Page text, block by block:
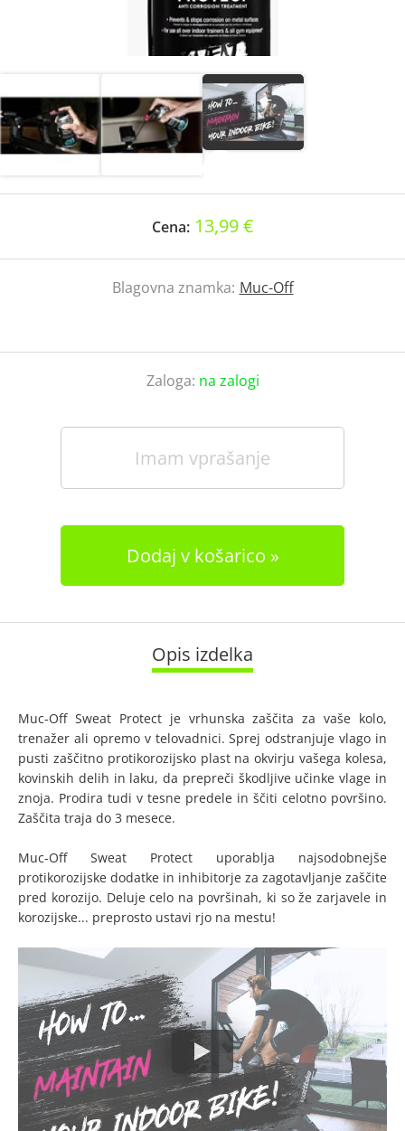
Cena: 13,99 €
Blagovna znamka: Muc-Off
Zaloga: na zalogi
Imam vprašanje
Dodaj v košarico
Opis izdelka
Muc-Off Sweat Protect je vrhunska zaščita za vaše kolo,
trenažer ali opremo v telovadnici. Sprej odstranjuje vlago in
pusti zaščitno protikorozijsko plast na okvirju vašega kolesa,
kovinskih delih in laku, da prepreči škodljive učinke vlage in
znoja. Prodira tudi v tesne predele in ščiti celotno površino.
Zaščita traja do 3 mesece.
Muc-Off Sweat Protect uporablja najsodobnejše
protikorozijske dodatke in inhibitorje za zagotavljanje zaščite
pred korozijo. Deluje celo na površinah, ki so že zarjavele in
korozijske... preprosto ustavi rjo na mestu!